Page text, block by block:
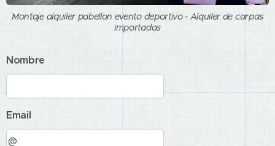
Montaje alquiler pabellon evento deportivo - Alquiler de carpas
importadas
Nombre
Email